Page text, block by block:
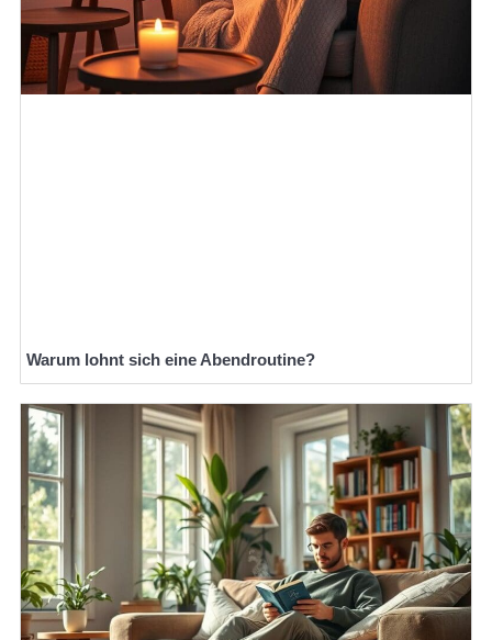
Warum lohnt sich eine Abendroutine?